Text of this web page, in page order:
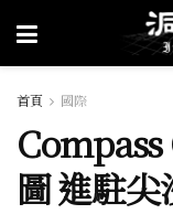
首頁 國際
圖 進駐尖